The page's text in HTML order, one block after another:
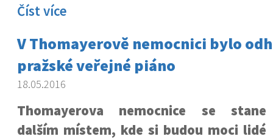
Číst více
V Thomayerově nemocnici bylo
pražské veřejné piáno
18.05.2016
Thomayerova nemocnice se stane
dalším místem, kde si budou moci lidé